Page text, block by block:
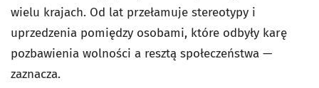
wielu krajach. Od lat przełamuje stereotypy i
uprzedzenia pomiędzy osobami, które odbyły karę
pozbawienia wolności a resztą społeczeństwa —
zaznacza.